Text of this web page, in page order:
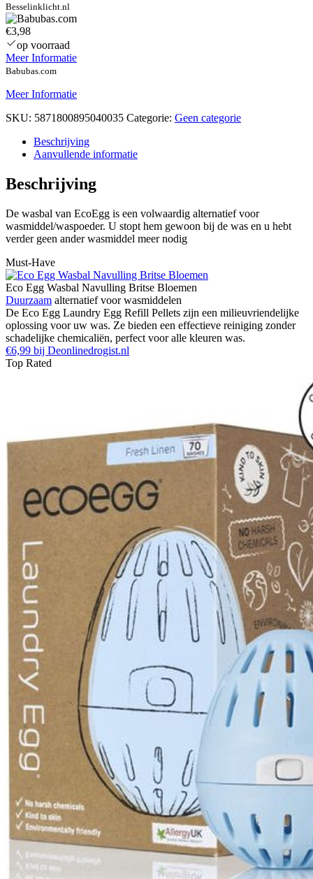
Besselinklicht.nl
€3,98
op voorraad
Meer Informatie
Babubas.com
Meer Informatie
SKU: 5871800895040035 Categorie: Geen categorie
Beschrijving
Aanvullende informatie
Beschrijving
De wasbal van EcoEgg is een volwaardig alternatief voor
wasmiddel/waspoeder. U stopt hem gewoon bij de was en u hebt
verder geen ander wasmiddel meer nodig
Must-Have
Eco Egg Wasbal Navulling Britse Bloemen
Duurzaam alternatief voor wasmiddelen
De Eco Egg Laundry Egg Refill Pellets zijn een milieuvriendelijke
oplossing voor uw was. Ze bieden een effectieve reiniging zonder
schadelijke chemicaliën, perfect voor alle kleuren was.
€6,99 bij Deonlinedrogist.nl
Top Rated